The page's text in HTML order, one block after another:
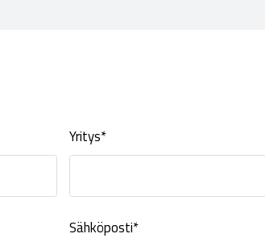
Yritys*
Sähköposti*